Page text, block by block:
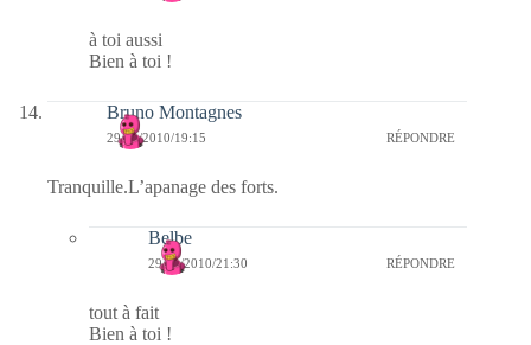
à toi aussi
Bien à toi !
Bruno Montagnes
29/01/2010/19:15 RÉPONDRE
Tranquille.L’apanage des forts.
Belbe
29/01/2010/21:30 RÉPONDRE
tout à fait
Bien à toi !